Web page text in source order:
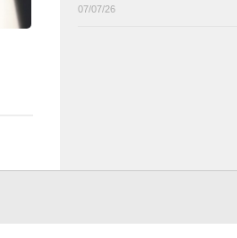
07/07/26